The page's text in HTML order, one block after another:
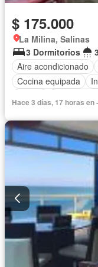
$ 175.000
La Milina, Salinas
3 Dormitorios
Aire acondicionado
Cocina equipada
Hace 3 días, 17 horas en